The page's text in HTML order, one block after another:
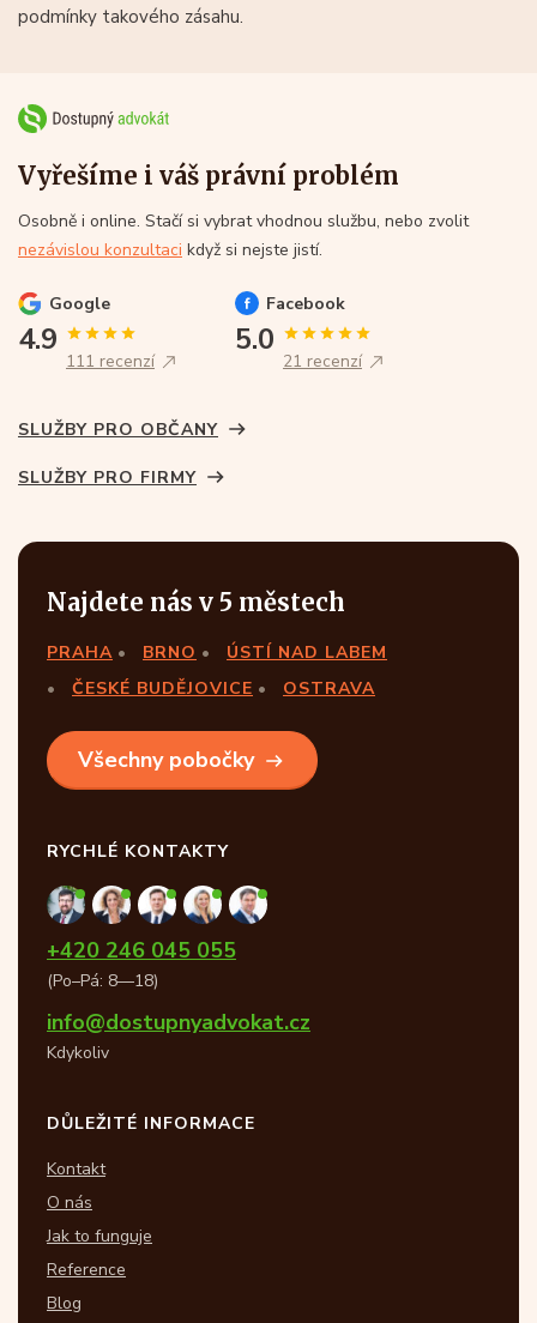
podmínky takového zásahu.
Vyřešíme i váš právní problém
Osobně i online. Stačí si vybrat vhodnou službu, nebo zvolit
nezávislou konzultaci když si nejste jistí.
Google
4.9
111 recenzí
Facebook
5.0
21 recenzí
SLUŽBY PRO OBČANY
SLUŽBY PRO FIRMY
Najdete nás v 5 městech
PRAHA BRNO
ÚSTÍ NAD LABEM
ČESKÉ BUDĚJOVICE
OSTRAVA
Všechny pobočky
RYCHLÉ KONTAKTY
+420 246 045 055
(Po–Pá: 8—18)
info@dostupnyadvokat.cz
Kdykoliv
DŮLEŽITÉ INFORMACE
Kontakt
O nás
Jak to funguje
Reference
Blog